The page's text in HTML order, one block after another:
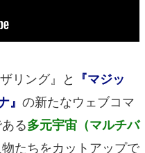
リング』と 『マジッ
』 の新たなウェブコマ
る多元宇宙（マルチバ
たちをカットアップで